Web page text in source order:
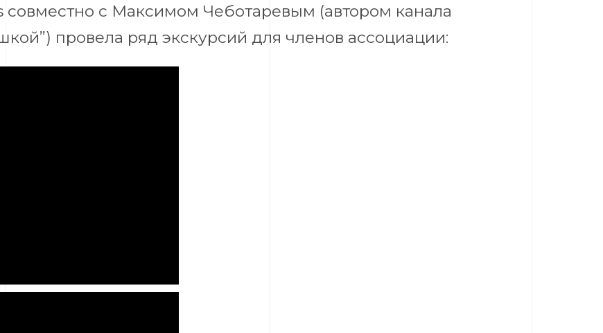
с Максимом Чеботаревым (автором канала
провела ряд экскурсий для членов ассоциации: